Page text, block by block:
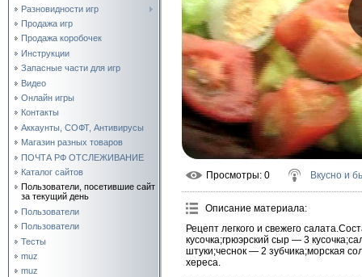
Разновидности игр
Продажа игр
Продажа коробочек
Инструкции
Запасные части для игр
Видео
Онлайн игры
Контакты
Аккаунты, СОФТ, Антивирусы
Магазин разных товаров
ПОЧТА РФ ОТСЛЕЖИВАНИЕ
Каталог сайтов
Пользователи, посетившие сайт
за текущий день
Пользователи
Пользователи
Тесты
muz
muz
Просмотры: 0 Вкусно и
Описание материала:
Рецепт легкого и свежего
кусочка;грюэрский сыр — 3
штуки;чеснок — 2 зубчика;морская
хереса.